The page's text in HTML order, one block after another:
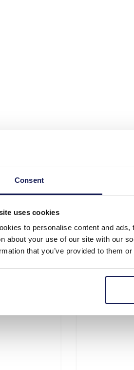
Consent
uses cookies
to personalise content and
about your use of our site with our
that you’ve provided to them
001 S. Steel Earrings